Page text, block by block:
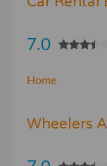
7.0
Home
Wheelers